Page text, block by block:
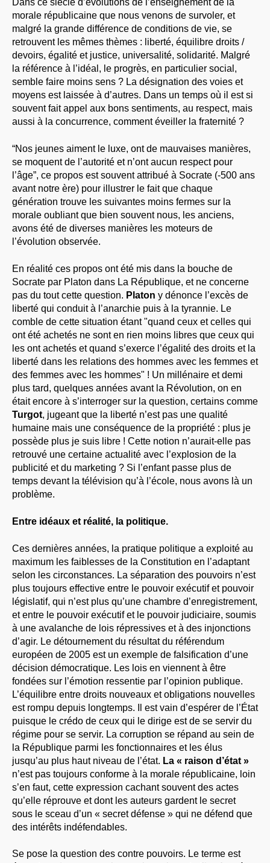
Dans ce siècle d’évolutions de l’enseignement de la
morale républicaine que nous venons de survoler, et
malgré la grande différence de conditions de vie, se
retrouvent les mêmes thèmes : liberté, équilibre droits /
devoirs, égalité et justice, universalité, solidarité. Malgré
la référence à l’idéal, le progrès, en particulier social,
semble faire moins sens ? La désignation des voies et
moyens est laissée à d’autres. Dans un temps où il est si
souvent fait appel aux bons sentiments, au respect, mais
aussi à la concurrence, comment éveiller la fraternité ?
“Nos jeunes aiment le luxe, ont de mauvaises manières,
se moquent de l’autorité et n’ont aucun respect pour
l’âge”, ce propos est souvent attribué à Socrate (-500 ans
avant notre ère) pour illustrer le fait que chaque
génération trouve les suivantes moins fermes sur la
morale oubliant que bien souvent nous, les anciens,
avons été de diverses manières les moteurs de
l’évolution observée.
En réalité ces propos ont été mis dans la bouche de
Socrate par Platon dans La République, et ne concerne
pas du tout cette question. Platon y dénonce l’excès de
liberté qui conduit à l’anarchie puis à la tyrannie. Le
comble de cette situation étant "quand ceux et celles qui
ont été achetés ne sont en rien moins libres que ceux qui
les ont achetés et quand s’exerce l’égalité des droits et la
liberté dans les relations des hommes avec les femmes et
des femmes avec les hommes" ! Un millénaire et demi
plus tard, quelques années avant la Révolution, on en
était encore à s’interroger sur la question, certains comme
Turgot, jugeant que la liberté n’est pas une qualité
humaine mais une conséquence de la propriété : plus je
possède plus je suis libre ! Cette notion n’aurait-elle pas
retrouvé une certaine actualité avec l’explosion de la
publicité et du marketing ? Si l’enfant passe plus de
temps devant la télévision qu’à l’école, nous avons là un
problème.
Entre idéaux et réalité, la politique.
Ces dernières années, la pratique politique a exploité au
maximum les faiblesses de la Constitution en l’adaptant
selon les circonstances. La séparation des pouvoirs n’est
plus toujours effective entre le pouvoir exécutif et pouvoir
législatif, qui n’est plus qu’une chambre d’enregistrement,
et entre le pouvoir exécutif et le pouvoir judiciaire, soumis
à une avalanche de lois répressives et à des injonctions
d’agir. Le détournement du résultat du référendum
européen de 2005 est un exemple de falsification d’une
décision démocratique. Les lois en viennent à être
fondées sur l’émotion ressentie par l’opinion publique.
L’équilibre entre droits nouveaux et obligations nouvelles
est rompu depuis longtemps. Il est vain d’espérer de l’État
puisque le crédo de ceux qui le dirige est de se servir du
régime pour se servir. La corruption se répand au sein de
la République parmi les fonctionnaires et les élus
jusqu’au plus haut niveau de l’état. La « raison d’état »
n’est pas toujours conforme à la morale républicaine, loin
s’en faut, cette expression cachant souvent des actes
qu’elle réprouve et dont les auteurs gardent le secret
sous le sceau d’un « secret défense » qui ne défend que
des intérêts indéfendables.
Se pose la question des contre pouvoirs. Le terme est